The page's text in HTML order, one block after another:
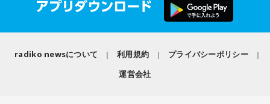
radiko newsについて 利用規約
プライバシーポリシー
運営会社